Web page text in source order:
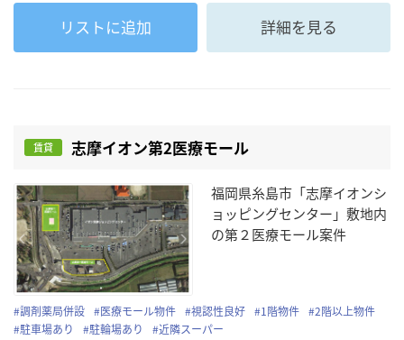
リストに追加 詳細を見る
賃貸 志摩イオン第2医療モール
福岡県糸島市「志摩イオンシ
ョッピングセンター」敷地内
の第２医療モール案件
#調剤薬局併設 #医療モール物件 #視認性良好 #1階物件 #2階以上物件
#駐車場あり #駐輪場あり #近隣スーパー